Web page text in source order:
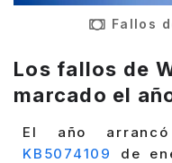
Fallos
Los fallos de
marcado el
El año
KB5074109
de